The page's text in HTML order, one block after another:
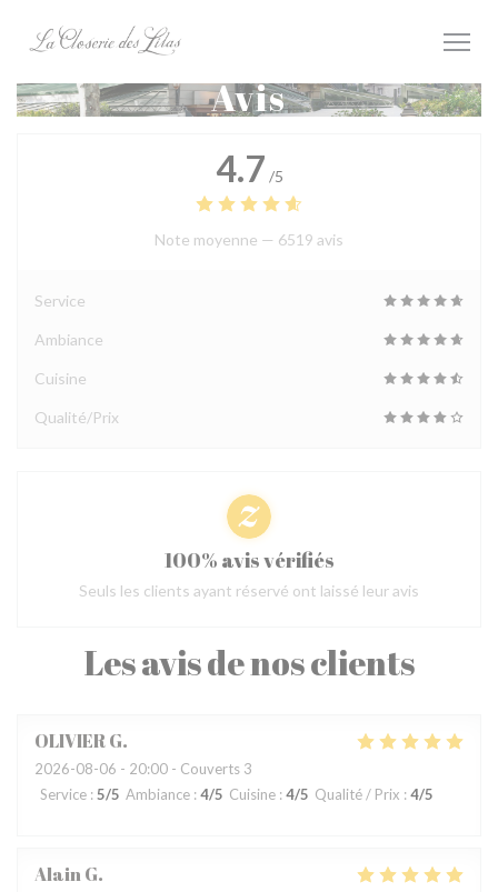
Avis
Les avis de nos clients
OLIVIERG
2026-08-06 - 20:00 - Couverts 3
Service : 5/5 Ambiance : 4/5 Cuisine : 4/5 Qualité / Prix : 4/5
AlainG
4.7 /5
Note moyenne — 6519 avis
Service
Ambiance
Cuisine
Qualité/Prix
100% avis vérifiés
Seuls les clients ayant réservé ont laissé leur avis